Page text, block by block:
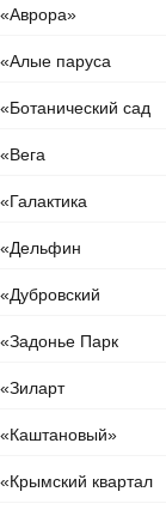
паруса
сад
Парк
квартал